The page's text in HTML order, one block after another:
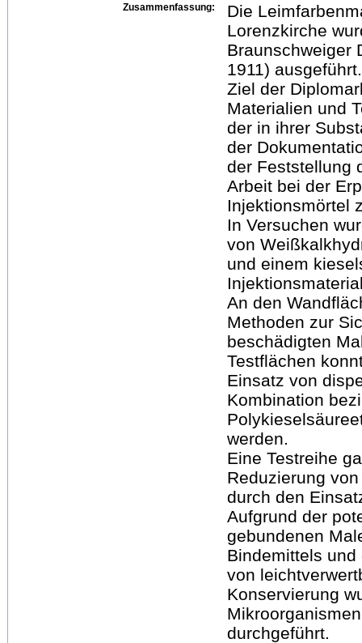
Zusammenfassung:
Die
Lorenzkirche
Braunschweiger
1911) ausgeführt.
Ziel der
Materialien und
der in ihrer
der
der Feststellung
Arbeit bei der
Injektionsmörtel
In Versuchen
von
und einem
An den
Methoden zur
beschädigten
Testflächen
Einsatz von
Kombination
werden.
Eine Testreihe
Reduzierung
durch den
Aufgrund der
gebundenen
Bindemittels
von
Konservierung
durchgeführt.